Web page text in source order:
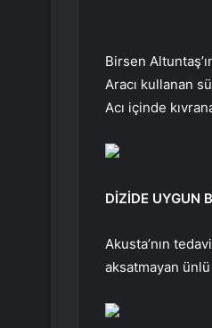
Birsen
Aracı kullanan
Acı içinde
DİZİDE UYGUN
Akusta’nın
aksatmayan